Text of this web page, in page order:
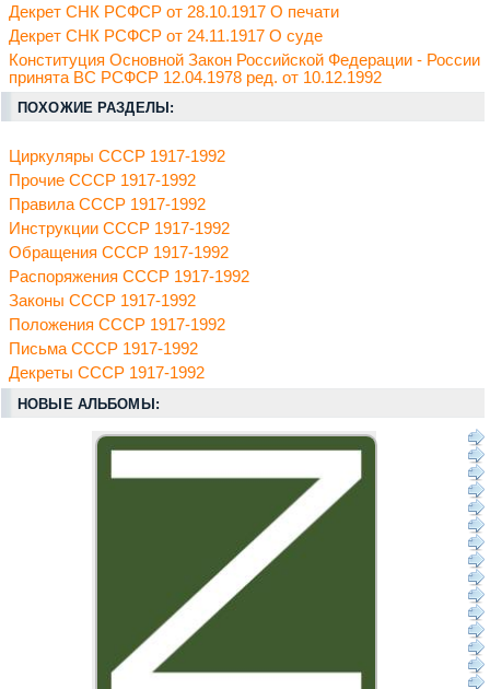
Декрет СНК РСФСР от 28.10.1917 О печати
Декрет СНК РСФСР от 24.11.1917 О суде
Конституция Основной Закон Российской Федерации - России
принята ВС РСФСР 12.04.1978 ред. от 10.12.1992
ПОХОЖИЕ РАЗДЕЛЫ:
Циркуляры СССР 1917-1992
Прочие СССР 1917-1992
Правила СССР 1917-1992
Инструкции СССР 1917-1992
Обращения СССР 1917-1992
Распоряжения СССР 1917-1992
Законы СССР 1917-1992
Положения СССР 1917-1992
Письма СССР 1917-1992
Декреты СССР 1917-1992
НОВЫЕ АЛЬБОМЫ: